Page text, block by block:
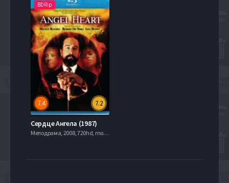
BDRip
7.2
7.4
Сердце Ангела (1987)
Мелодрама, 2008, 720hd, mobilen